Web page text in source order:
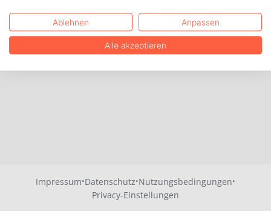
Impressum·Datenschutz·Nutzungsbedingungen·
Privacy-Einstellungen
Ablehnen Anpassen
Alle akzeptieren